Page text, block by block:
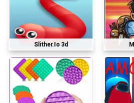
Slither.io 3d